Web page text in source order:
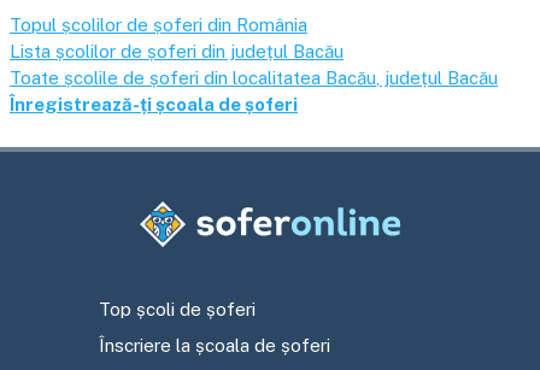
Topul școlilor de șoferi din România
Lista școlilor de șoferi din județul Bacău
Toate școlile de șoferi din localitatea Bacău , județul Bacău
Înregistrează-ți școala de șoferi
Top școli de șoferi
Înscriere la școala de șoferi